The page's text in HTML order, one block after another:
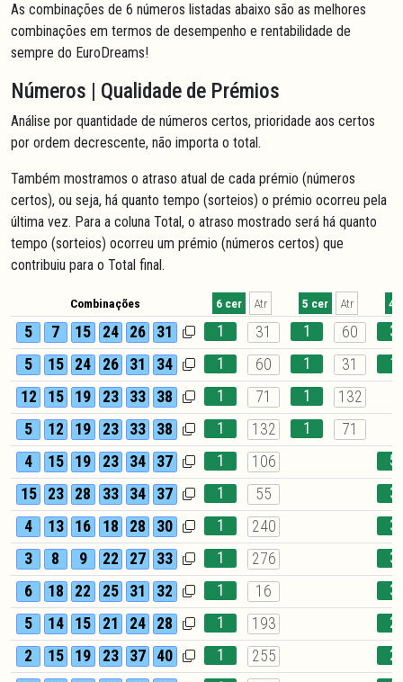
As combinações de 6 números listadas abaixo são as melhores
combinações em termos de desempenho e rentabilidade de
sempre do EuroDreams!
Números | Qualidade de Prémios
Análise por quantidade de números certos, prioridade aos certos
por ordem decrescente, não importa o total.
Também mostramos o atraso atual de cada prémio (números
certos), ou seja, há quanto tempo (sorteios) o prémio ocorreu pela
última vez. Para a coluna Total, o atraso mostrado será há quanto
tempo (sorteios) ocorreu um prémio (números certos) que
contribuiu para o Total final.
Combinações 6 cer Atr 5 cer Atr 4
5 7 15 24 26 31 1 31 1 60
3
5
15 24 26 31 34 1 60 1 31
1
12
15 19 23 33 38 1 71 1
132
5
12 19 23 33 38 1 132 1
71
4
15 19 23 34 37 1 106
5
15
23 28 33 34 37 1 55
3
4
13 16 18 28 30 1 240
3
3
8 9 22 27 33 1 276
3
6
18 22 25 31 32 1 16
3
5
14 15 21 24 28 1 193
2
2
15 19 23 37 40 1 255
2